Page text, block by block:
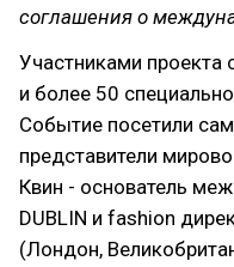
соглашения о
Участниками проекта
и более 50
Событие посетили
представители
Квин - основатель
DUBLIN и fashion
(Лондон,